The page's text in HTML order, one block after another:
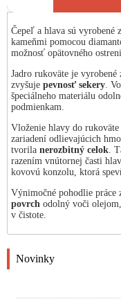
Čepeľ a hlava sú vyrobené z
kameňmi pomocou
možnosť opätovného
Jadro rukoväte je
zvyšuje pevnosť sekery.
špeciálneho materiálu
podmienkam.
Vloženie hlavy do rukoväte
zariadení odlievajúcich
tvorila nerozbitný celok.
razením vnútornej časti
kovovú konzolu, ktorá
Výnimočné pohodlie práce
povrch odolný voči
v čistote.
Novinky